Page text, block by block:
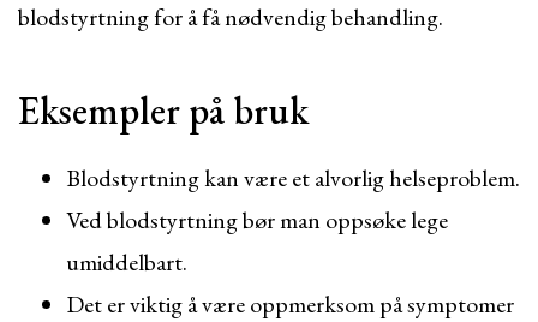
blodstyrtning for å få nødvendig behandling.
Eksempler på bruk
Blodstyrtning kan være et alvorlig helseproblem.
Ved blodstyrtning bør man oppsøke lege
umiddelbart.
Det er viktig å være oppmerksom på symptomer